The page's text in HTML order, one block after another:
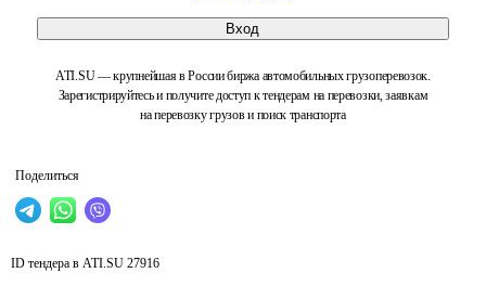
Вход
ATI.SU — крупнейшая в России биржа автомобильных грузоперевозок.
Зарегистрируйтесь и получите доступ к тендерам на перевозки, заявкам
на перевозку грузов и поиск транспорта
Поделиться
ID тендера в ATI.SU 27916